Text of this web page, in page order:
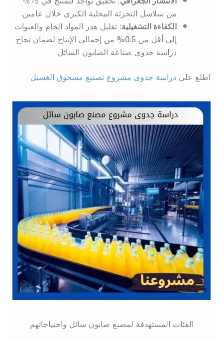
من سلاسل التجزئة المحلية الكبرى خلال عامين.
الكفاءة التشغيلية:تقليل هدر المواد الخام والعبوات
إلى أقل من 0.5% من إجمالي الإنتاج لضمان نجاح
دراسة جدوى صناعة الصابون السائل.
اطلع على دراسة جدوى مشروع تصنيع مسحوق الغسيل
الفئات المستهدفة لمصنع صابون سائل واحتياجاتهم